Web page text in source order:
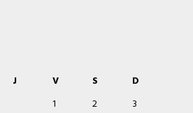
J V S
D
1
2
3